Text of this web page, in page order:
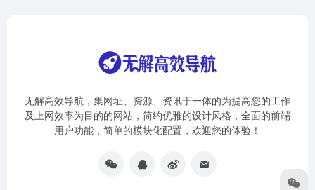
无解高效导航，集网址、资源、资讯于一体的为提高您的工作
及上网效率为目的的网站，简约优雅的设计风格，全面的前端
用户功能，简单的模块化配置，欢迎您的体验！